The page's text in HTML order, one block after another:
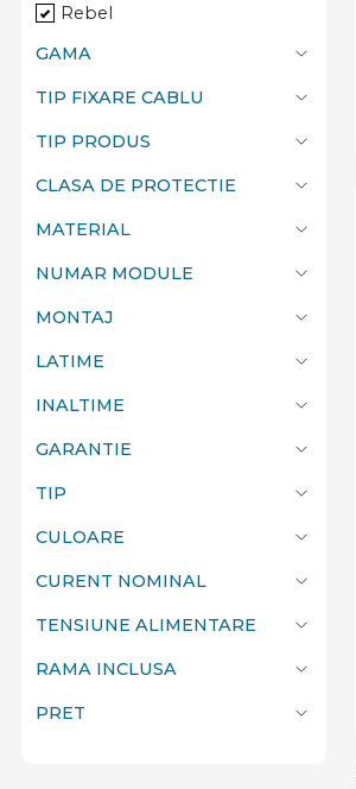
Rebel
Schneider
GAMA
TIP FIXARE CABLU
TIP PRODUS
CLASA DE PROTECTIE
MATERIAL
NUMAR MODULE
MONTAJ
LATIME
INALTIME
GARANTIE
TIP
CULOARE
CURENT NOMINAL
TENSIUNE ALIMENTARE
RAMA INCLUSA
PRET